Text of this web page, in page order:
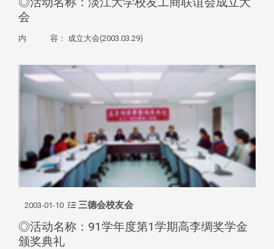
会
内 容： 成立大会(2003.03.29)
2003-01-10 三德会校友会
◎活动名称：91学年度第1学期高李绸奖学金
颁奖典礼